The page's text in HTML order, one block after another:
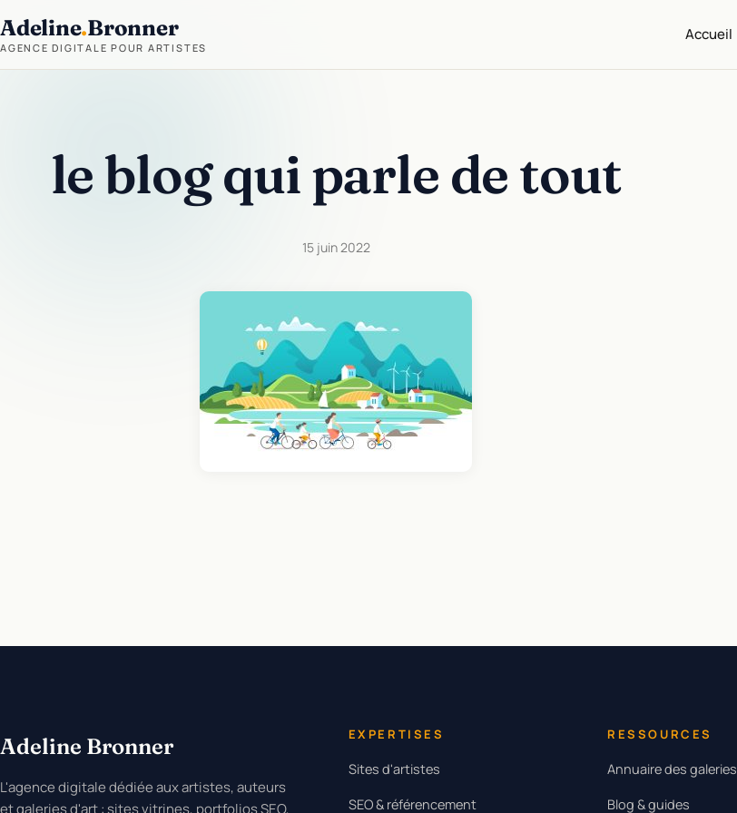
Adeline.Bronner
AGENCE DIGITALE POUR ARTISTES
Accueil
Marketing auteurs
Newsletter, ads, landing livre
le blog qui parle de tout
15 juin 2022
Adeline Bronner
L'agence digitale dédiée aux artistes, auteurs
et galeries d'art : sites vitrines, portfolios SEO,
EXPERTISES
Sites d'artistes
SEO & référencement
RESSOURCES
Annuaire des galeries
Blog & guides